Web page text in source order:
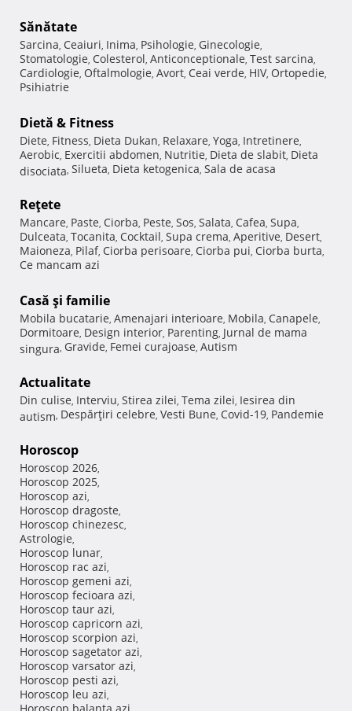
Sănătate
Sarcina, Ceaiuri, Inima, Psihologie, Ginecologie,
Stomatologie, Colesterol, Anticonceptionale, Test sarcina,
Cardiologie, Oftalmologie, Avort, Ceai verde, HIV, Ortopedie,
Psihiatrie
Dietă & Fitness
Diete, Fitness, Dieta Dukan, Relaxare, Yoga, Intretinere,
Aerobic, Exercitii abdomen, Nutritie, Dieta de slabit, Dieta
disociata, Silueta, Dieta ketogenica, Sala de acasa
Reţete
Mancare, Paste, Ciorba, Peste, Sos, Salata, Cafea, Supa,
Dulceata, Tocanita, Cocktail, Supa crema, Aperitive, Desert,
Maioneza, Pilaf, Ciorba perisoare, Ciorba pui, Ciorba burta,
Ce mancam azi
Casă şi familie
Mobila bucatarie, Amenajari interioare, Mobila, Canapele,
Dormitoare, Design interior, Parenting, Jurnal de mama
singura, Gravide, Femei curajoase, Autism
Actualitate
Din culise, Interviu, Stirea zilei, Tema zilei, Iesirea din
autism, Despărţiri celebre, Vesti Bune, Covid-19, Pandemie
Horoscop
Horoscop 2026,
Horoscop 2025,
Horoscop azi,
Horoscop dragoste,
Horoscop chinezesc,
Astrologie,
Horoscop lunar,
Horoscop rac azi,
Horoscop gemeni azi,
Horoscop fecioara azi,
Horoscop taur azi,
Horoscop capricorn azi,
Horoscop scorpion azi,
Horoscop sagetator azi,
Horoscop varsator azi,
Horoscop pesti azi,
Horoscop leu azi,